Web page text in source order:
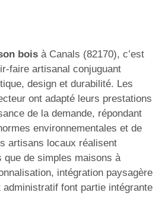
bois à Canals (82170), c’est
faire artisanal conjuguant
design et durabilité. Les
ont adapté leurs prestations
de la demande, répondant
environnementales et de
artisans locaux réalisent
que de simples maisons à
intégration paysagère
administratif font partie intégrante